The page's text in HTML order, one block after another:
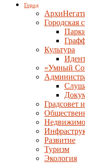
Город
Городская
Культура
«Умный
Градсовет
Развитие
Туризм
Экология